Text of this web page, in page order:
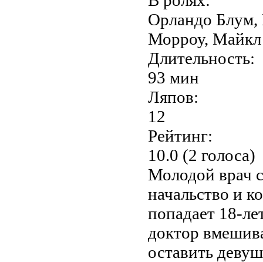
Орландо Блум,
Морроу,
Длительность:
93 мин
Ляпов:
12
Рейтинг:
10.0 (2 голоса)
Молодой врач
начальство и
попадает 18-
доктор
оставить